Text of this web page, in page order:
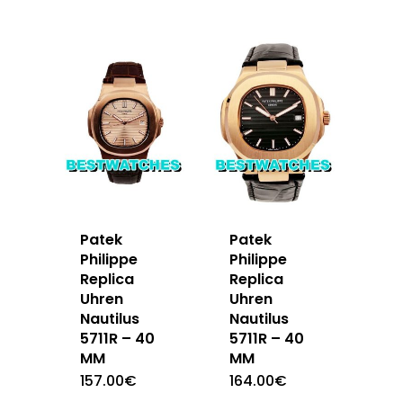
Patek
Philippe
Replica
Uhren
Nautilus
5711R – 40
MM
157.00€
Patek
Philippe
Replica
Uhren
Nautilus
5711R – 40
MM
164.00€